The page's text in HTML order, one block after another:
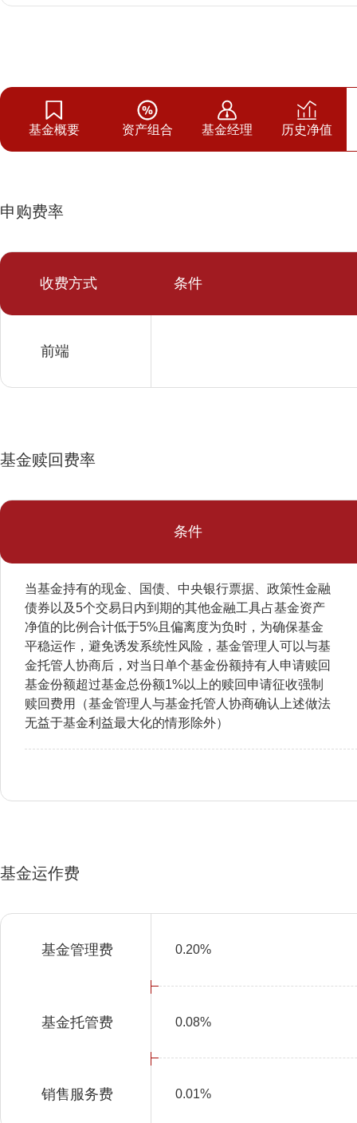
基金概要 资产组合 基金经理 历史净值
申购费率
收费方式 条件
前端
基金赎回费率
条件
当基金持有的现金、国债、中央银行票据、政策性金融
债券以及5个交易日内到期的其他金融工具占基金资产
净值的比例合计低于5%且偏离度为负时，为确保基金
平稳运作，避免诱发系统性风险，基金管理人可以与基
金托管人协商后，对当日单个基金份额持有人申请赎回
基金份额超过基金总份额1%以上的赎回申请征收强制
赎回费用（基金管理人与基金托管人协商确认上述做法
无益于基金利益最大化的情形除外）
基金运作费
基金管理费 0.20%
基金托管费 0.08%
销售服务费 0.01%